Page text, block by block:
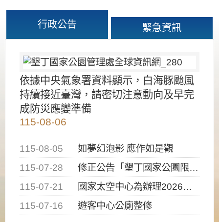
行政公告 緊急資訊
依據中央氣象署資料顯示，白海豚颱風
持續接近臺灣，請密切注意動向及早完
成防災應變準備
115-08-06
115-08-05
如夢幻泡影 應作如是觀
115-07-28
修正公告「墾丁國家公園限制水域遊憩活動之種類、範圍、時間及行為」，自即日生效。
115-07-21
國家太空中心為辦理2026台灣盃火箭競賽，陸、海、空域警戒及協調相關事宜，因颱風備案事宜
115-07-16
遊客中心公廁整修